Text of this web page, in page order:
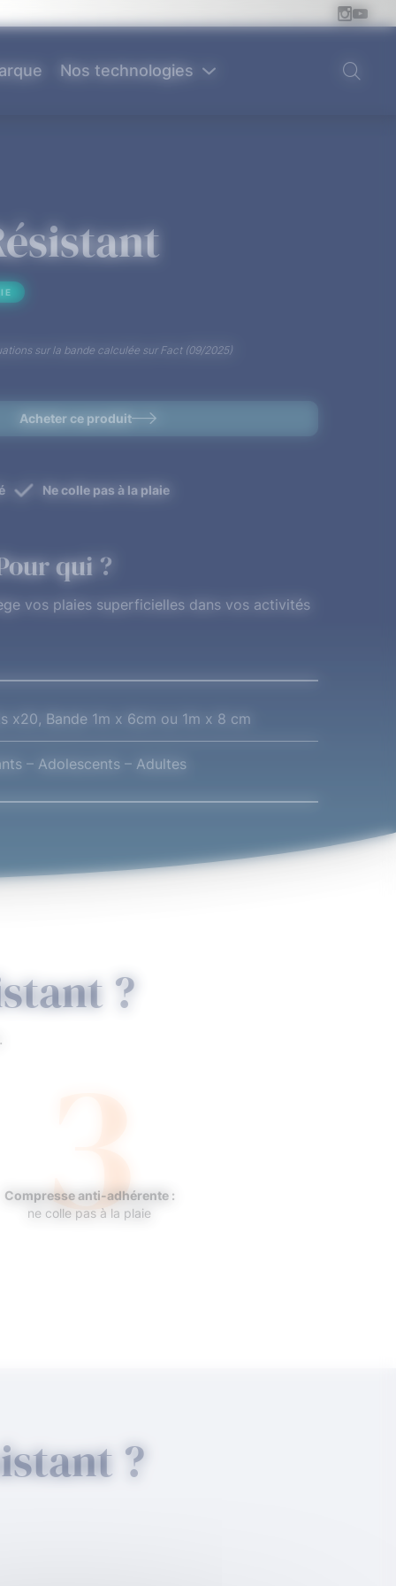
Nos technologies
sur la bande calculée sur Fact (09/2025)
Acheter ce produit
Ne colle pas à la plaie
qui ?
vos plaies superficielles dans vos activités
x20, Bande 1m x 6cm ou 1m x 8 cm
– Adolescents – Adultes
?
3
Compresse anti-adhérente :
ne colle pas à la plaie
?